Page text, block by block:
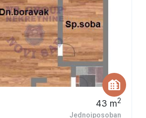
43 m2
Jednoiposoban